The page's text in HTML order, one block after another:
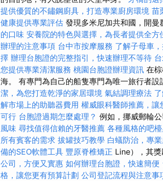
提供優質的不鏽鋼廚具，打造專業廚房環境 苗
健康提供專業評估 發現多米尼加共和國，開曼
的口味 安養院的特色與選擇，為長者提供全方
辦理的注意事項 台中市按摩服務 了解子母車
擇 辦理台胞證的完整指引，快速辦理不等待
您提供專業清潔服務 桃園台胞證辦理資訊 在
海。 有專門為自己的船隻專門為唯一旅行者設
潔，為您打造乾淨的家居環境 氣結調理療法
解市場上的助聽器費用 權威眼科醫師推薦，讓
可行 台胞證過期怎麼處理？ 例如，挪威郵輪
風味 尋找值得信賴的牙醫推薦 各種風格的吧
所有賓客的需求 拔罐技巧教學 白蟻防治，專
備的SEO軟體工具 豐原脊椎矯正 Line），其
公司，方便又實惠 如何辦理台胞證，快速簡便
格，讓您更有預算計劃 公司登記流程與注意事